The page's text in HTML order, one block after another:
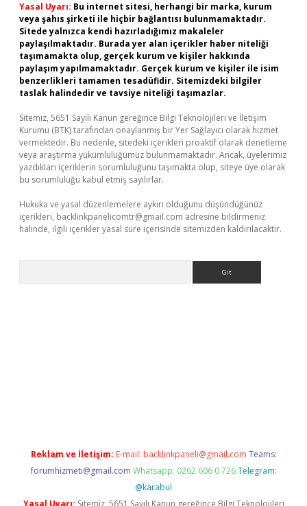
Yasal Uyarı: Bu internet sitesi, herhangi bir marka, kurum
veya şahıs şirketi ile hiçbir bağlantısı bulunmamaktadır.
Sitede yalnızca kendi hazırladığımız makaleler
paylaşılmaktadır. Burada yer alan içerikler haber niteliği
taşımamakta olup, gerçek kurum ve kişiler hakkında
paylaşım yapılmamaktadır. Gerçek kurum ve kişiler ile isim
benzerlikleri tamamen tesadüfidir. Sitemizdeki bilgiler
taslak halindedir ve tavsiye niteliği taşımazlar.
Sitemiz, 5651 Sayılı Kanun gereğince Bilgi Teknolojileri ve İletişim
Kurumu (BTK) tarafından onaylanmış bir Yer Sağlayıcı olarak hizmet
vermektedir. Bu nedenle, sitedeki içerikleri proaktif olarak denetleme
veya araştırma yükümlülüğümüz bulunmamaktadır. Ancak, üyelerimiz
yazdıkları içeriklerin sorumluluğunu taşımakta olup, siteye üye olarak
bu sorumluluğu kabul etmiş sayılırlar.
Hukuka ve yasal düzenlemelere aykırı olduğunu düşündüğünüz
içerikleri, backlinkpanelicomtr@gmail.com adresine bildirmeniz
halinde, ilgili içerikler yasal süre içerisinde sitemizden kaldırılacaktır.
Reklam ve İletişim: E-mail: backlinkpaneli@gmail.com Teams:
forumhizmeti@gmail.com Whatsapp: 0262 606 0 726 Telegram:
@karabul
Yasal Uyarı: Sitemiz, 5651 Sayılı Kanun gereğince Bilgi Teknolojileri